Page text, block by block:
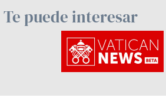
Te puede interesar